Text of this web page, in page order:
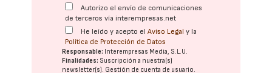
Autorizo el envío de comunicaciones
de terceros vía interempresas.net
He leído y acepto elAviso Legal y la
Política de Protección de Datos
Responsable: Interempresas Media, S.L.U.
Finalidades: Suscripción a nuestra(s)
newsletter(s). Gestión de cuenta de usuario.